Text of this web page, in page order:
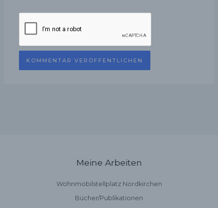
Meine Arbeiten
Wohnmobilstellplatz Nordkirchen
Bücher/Publikationen